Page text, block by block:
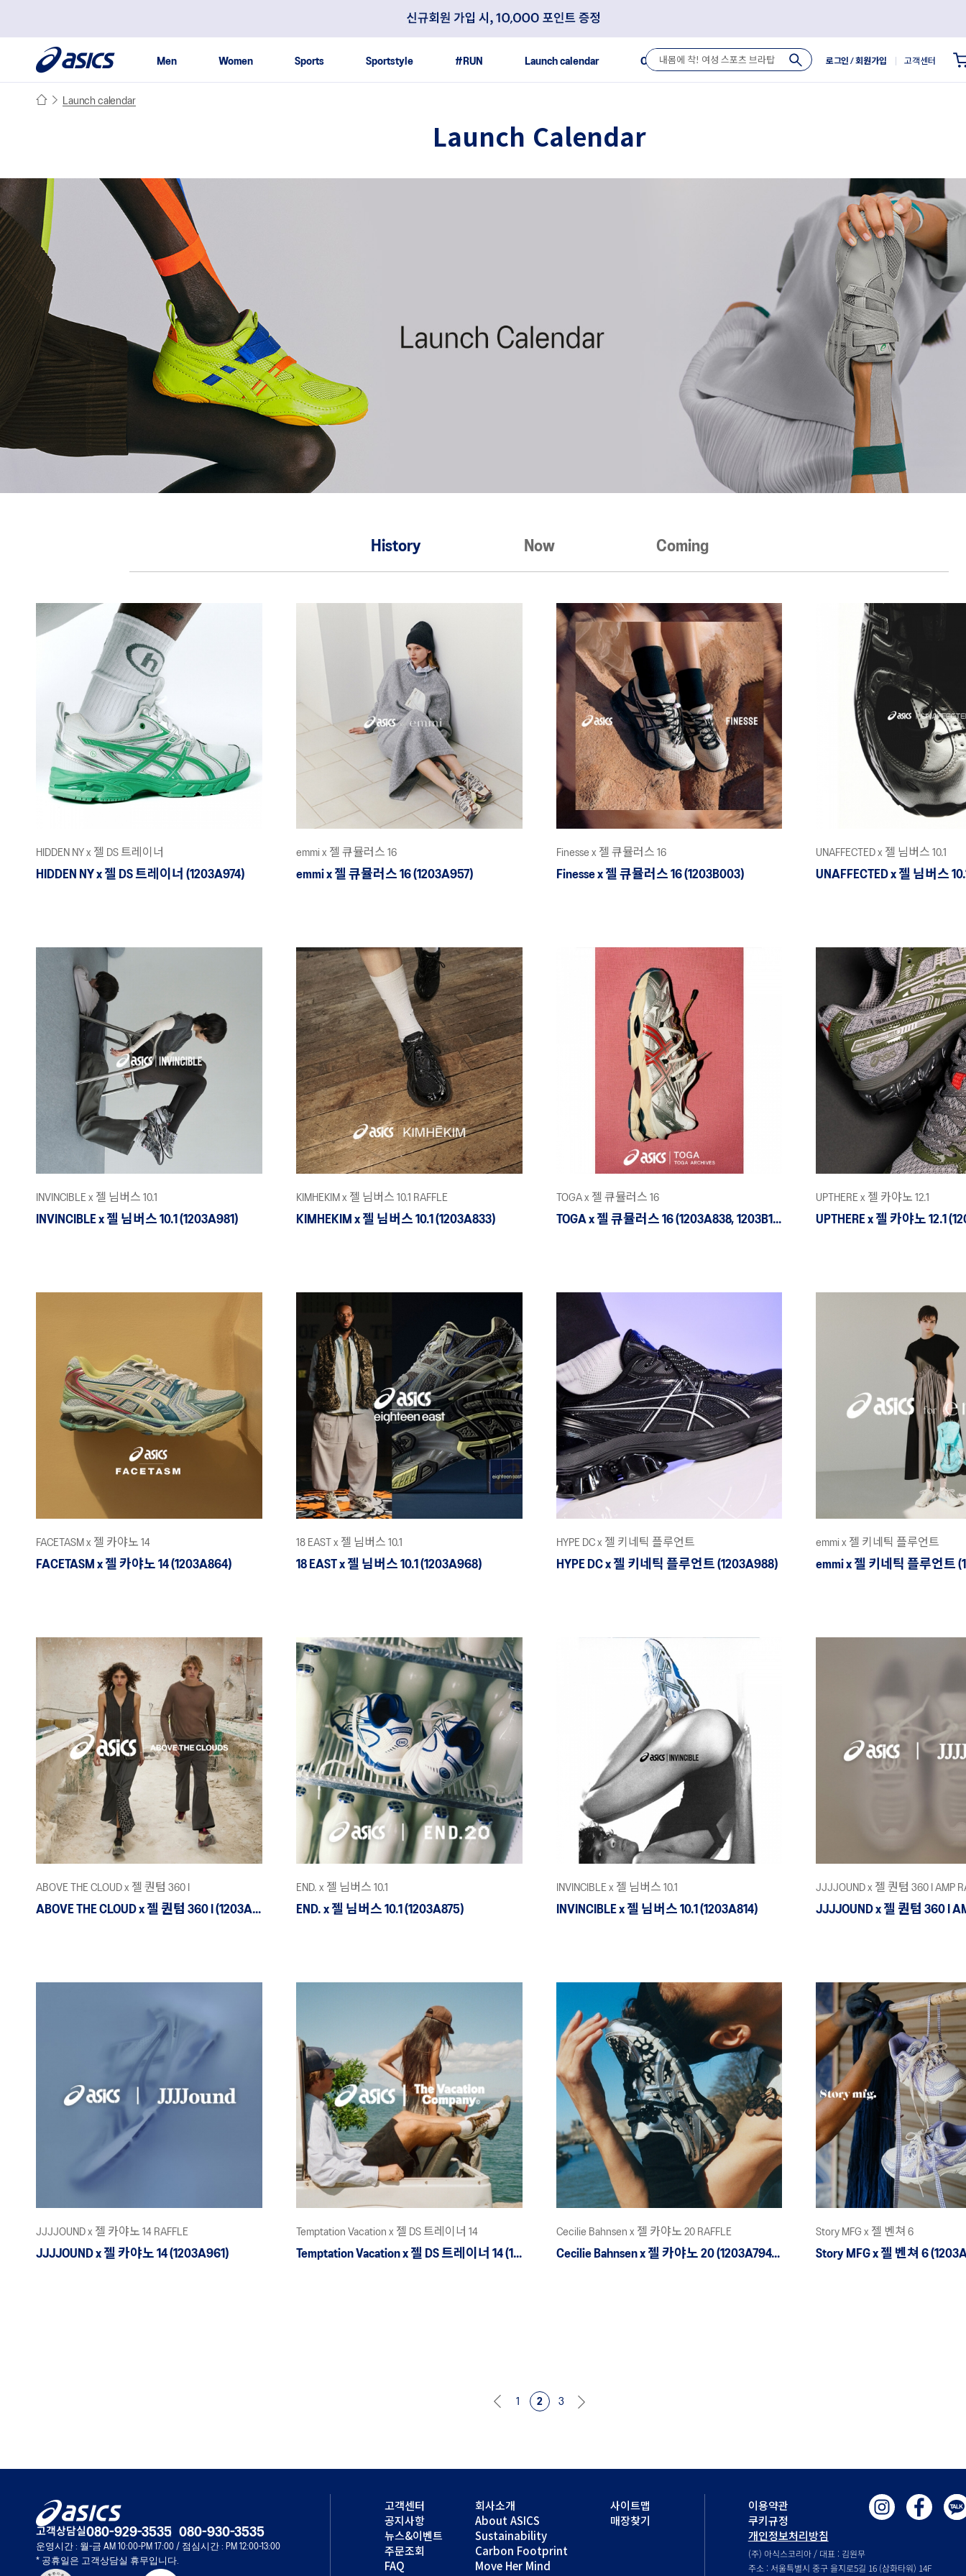
Men Women Sports Sportstyle #RUN Launch calendar Outlet 로그인/ 회원가입 고객센터
Launch calendar
Launch Calendar
History Now Coming
HIDDEN NY x 젤 DS 트레이너
HIDDEN NY x 젤 DS 트레이너 (1203A974)
emmi x 젤 큐뮬러스 16
emmi x 젤 큐뮬러스 16 (1203A957)
Finesse x 젤 큐뮬러스 16
Finesse x 젤 큐뮬러스 16 (1203B003)
UNAFFECTED x 젤 님버스 10.1
UNAFFECTED x 젤 님버스
INVINCIBLE x 젤 님버스 10.1
INVINCIBLE x 젤 님버스 10.1 (1203A981)
KIMHEKIM x 젤 님버스 10.1 RAFFLE
KIMHEKIM x 젤 님버스 10.1 (1203A833)
TOGA x 젤 큐뮬러스 16
TOGA x 젤 큐뮬러스 16 (1203A838, 1203B115)
UPTHERE x 젤 카야노 12.1
UPTHERE x 젤 카야노 12.1
FACETASM x 젤 카야노 14
FACETASM x 젤 카야노 14 (1203A864)
18 EAST x 젤 님버스 10.1
18 EAST x 젤 님버스 10.1 (1203A968)
HYPE DC x 젤 키네틱 플루언트
HYPE DC x 젤 키네틱 플루언트 (1203A988)
emmi x 젤 키네틱 플루언트
emmi x 젤 키네틱 플루언트
ABOVE THE CLOUD x 젤 퀀텀 360 I
ABOVE THE CLOUD x 젤 퀀텀 360 I (1203A823)
END. x 젤 님버스 10.1
END. x 젤 님버스 10.1 (1203A875)
INVINCIBLE x 젤 님버스 10.1
INVINCIBLE x 젤 님버스 10.1 (1203A814)
JJJJOUND x 젤 퀀텀 360 I AMP
JJJJOUND x 젤 퀀텀 360 I
JJJJOUND x 젤 카야노 14 RAFFLE
JJJJOUND x 젤 카야노 14 (1203A961)
Temptation Vacation x 젤 DS 트레이너 14
Temptation Vacation x 젤 DS 트레이너 14 (1203A810)
Cecilie Bahnsen x 젤 카야노 20 RAFFLE
Cecilie Bahnsen x 젤 카야노 20 (1203A794, 1203A984)
Story MFG x 젤 벤쳐 6
Story MFG x 젤 벤쳐 6
1 2 3
고객상담실080-929-3535 080-930-3535
운영시간 : 월-금 AM 10:00-PM 17:00 / 점심시간 : PM 12:00-13:00
* 공휴일은 고객상담실 휴무입니다.
고객센터
공지사항
뉴스&이벤트
주문조회
FAQ
회사소개
About ASICS
Sustainability
Carbon Footprint
Move Her Mind
사이트맵
매장찾기
이용약관
쿠키규정
개인정보처리방침
(주) 아식스코리아 / 대표 : 김원무
주소 : 서울특별시 중구 을지로5길 16 (삼화타워) 14F